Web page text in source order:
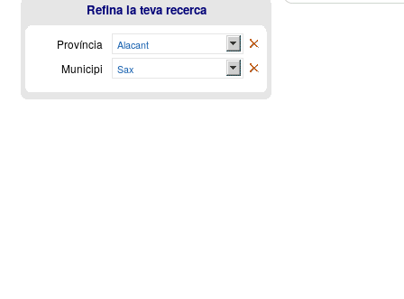
Refina la teva recerca
Província Alacant
Municipi Sax